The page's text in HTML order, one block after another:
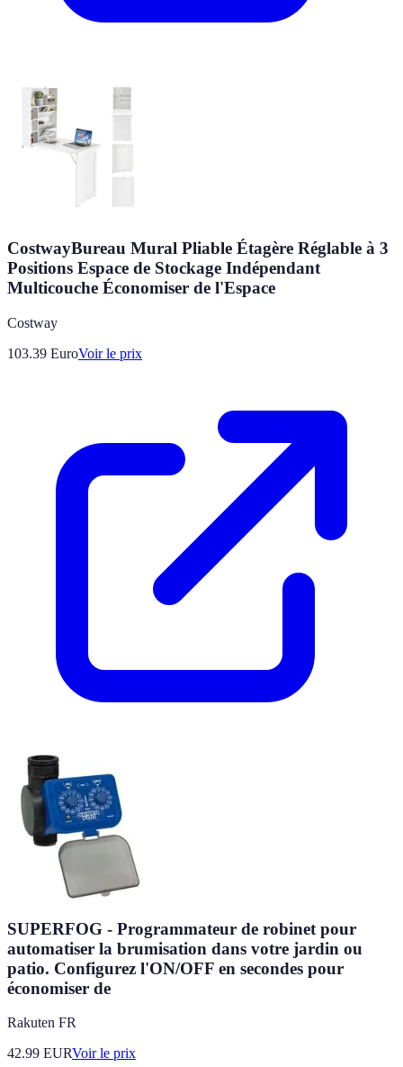
CostwayBureau Mural Pliable Étagère Réglable à 3
Positions Espace de Stockage Indépendant
Multicouche Économiser de l'Espace
Costway
103.39 EuroVoir le prix
SUPERFOG - Programmateur de robinet pour
automatiser la brumisation dans votre jardin ou
patio. Configurez l'ON/OFF en secondes pour
économiser de
Rakuten FR
42.99 EURVoir le prix